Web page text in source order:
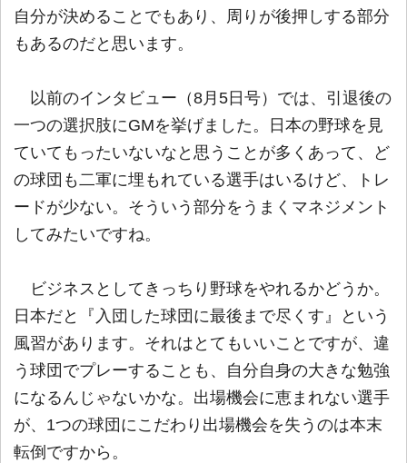
自分が決めることでもあり、周りが後押しする部分
もあるのだと思います。
以前のインタビュー（8月5日号）では、引退後の
一つの選択肢にGMを挙げました。日本の野球を見
ていてもったいないなと思うことが多くあって、ど
の球団も二軍に埋もれている選手はいるけど、トレ
ードが少ない。そういう部分をうまくマネジメント
してみたいですね。
ビジネスとしてきっちり野球をやれるかどうか。
日本だと『入団した球団に最後まで尽くす』という
風習があります。それはとてもいいことですが、違
う球団でプレーすることも、自分自身の大きな勉強
になるんじゃないかな。出場機会に恵まれない選手
が、1つの球団にこだわり出場機会を失うのは本末
転倒ですから。